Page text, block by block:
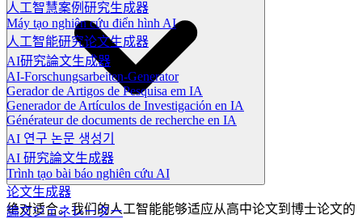
人工智慧案例研究生成器
Máy tạo nghiên cứu điển hình AI
人工智能研究论文生成器
AI研究論文生成器
AI-Forschungsarbeiten-Generator
Gerador de Artigos de Pesquisa em IA
Generador de Artículos de Investigación en IA
Générateur de documents de recherche en IA
AI 연구 논문 생성기
AI 研究論文生成器
Trình tạo bài báo nghiên cứu AI
论文生成器
論文ジェネレーター
绝对适合。我们的人工智能能够适应从高中论文到博士论文的